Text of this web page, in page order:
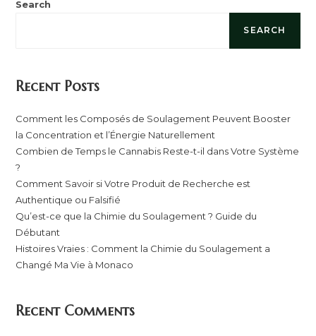
Search
SEARCH
Recent Posts
Comment les Composés de Soulagement Peuvent Booster
la Concentration et l’Énergie Naturellement
Combien de Temps le Cannabis Reste-t-il dans Votre Système
?
Comment Savoir si Votre Produit de Recherche est
Authentique ou Falsifié
Qu’est-ce que la Chimie du Soulagement ? Guide du
Débutant
Histoires Vraies : Comment la Chimie du Soulagement a
Changé Ma Vie à Monaco
Recent Comments